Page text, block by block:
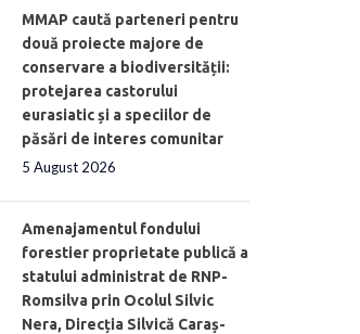
MMAP caută parteneri pentru
două proiecte majore de
conservare a biodiversității:
protejarea castorului
eurasiatic și a speciilor de
păsări de interes comunitar
5 August 2026
Amenajamentul fondului
forestier proprietate publică a
statului administrat de RNP-
Romsilva prin Ocolul Silvic
Nera, Direcția Silvică Caraș-